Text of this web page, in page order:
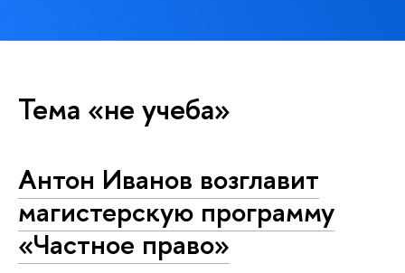
Тема «не учеба»
Антон Иванов возглавит
магистерскую программу
«Частное право»